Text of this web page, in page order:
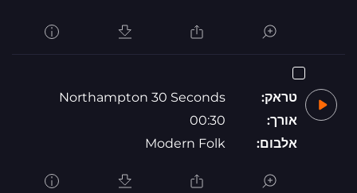
טראק:
Northampton 30 Seconds
אורך:
00:30
אלבום:
Modern Folk